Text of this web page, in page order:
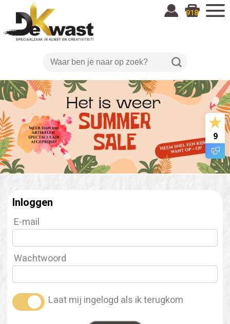
918
9
Inloggen
E-mail
Wachtwoord
Laat mij ingelogd als ik terugkom